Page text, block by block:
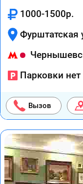
1000-1500р.
Фурштатская
Парковки нет
Вызов